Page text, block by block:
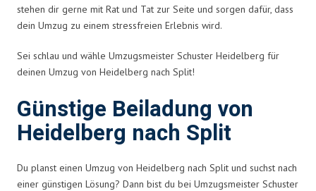
stehen dir gerne mit Rat und Tat zur Seite und sorgen dafür, dass
dein Umzug zu einem stressfreien Erlebnis wird.
Sei schlau und wähle Umzugsmeister Schuster Heidelberg für
deinen Umzug von Heidelberg nach Split!
Günstige Beiladung von
Heidelberg nach Split
Du planst einen Umzug von Heidelberg nach Split und suchst nach
einer günstigen Lösung? Dann bist du bei Umzugsmeister Schuster